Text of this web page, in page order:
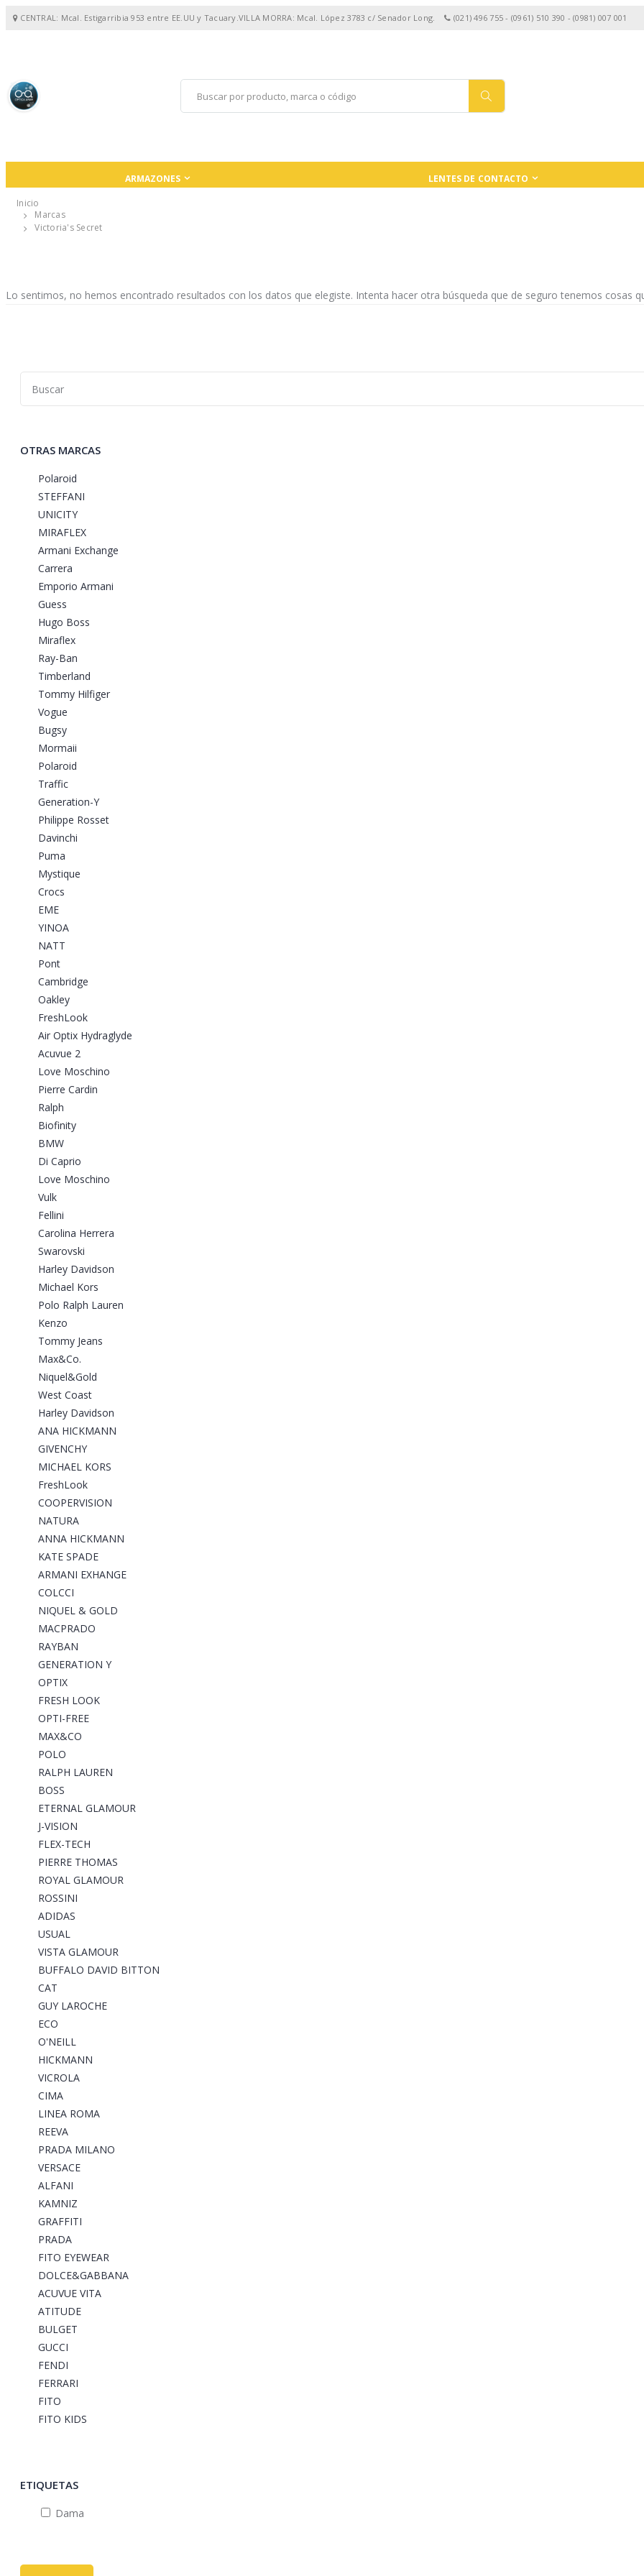
CENTRAL: Mcal. Estigarribia 953 entre EE.UU y Tacuary.VILLA MORRA: Mcal. López 3783 c/ Senador Long. (021) 496 755 - (0961) 510 390 - (0981) 007 001
ARMAZONES LENTES DE CONTACTO
Inicio
Marcas
Victoria's Secret
Lo sentimos, no hemos encontrado resultados con los datos que elegiste. Intenta hacer otra búsqueda que de seguro tenemos cosas
OTRAS MARCAS
Polaroid
STEFFANI
UNICITY
MIRAFLEX
Armani Exchange
Carrera
Emporio Armani
Guess
Hugo Boss
Miraflex
Ray-Ban
Timberland
Tommy Hilfiger
Vogue
Bugsy
Mormaii
Polaroid
Traffic
Generation-Y
Philippe Rosset
Davinchi
Puma
Mystique
Crocs
EME
YINOA
NATT
Pont
Cambridge
Oakley
FreshLook
Air Optix Hydraglyde
Acuvue 2
Love Moschino
Pierre Cardin
Ralph
Biofinity
BMW
Di Caprio
Love Moschino
Vulk
Fellini
Carolina Herrera
Swarovski
Harley Davidson
Michael Kors
Polo Ralph Lauren
Kenzo
Tommy Jeans
Max&Co.
Niquel&Gold
West Coast
Harley Davidson
ANA HICKMANN
GIVENCHY
MICHAEL KORS
FreshLook
COOPERVISION
NATURA
ANNA HICKMANN
KATE SPADE
ARMANI EXHANGE
COLCCI
NIQUEL & GOLD
MACPRADO
RAYBAN
GENERATION Y
OPTIX
FRESH LOOK
OPTI-FREE
MAX&CO
POLO
RALPH LAUREN
BOSS
ETERNAL GLAMOUR
J-VISION
FLEX-TECH
PIERRE THOMAS
ROYAL GLAMOUR
ROSSINI
ADIDAS
USUAL
VISTA GLAMOUR
BUFFALO DAVID BITTON
CAT
GUY LAROCHE
ECO
O'NEILL
HICKMANN
VICROLA
CIMA
LINEA ROMA
REEVA
PRADA MILANO
VERSACE
ALFANI
KAMNIZ
GRAFFITI
PRADA
FITO EYEWEAR
DOLCE&GABBANA
ACUVUE VITA
ATITUDE
BULGET
GUCCI
FENDI
FERRARI
FITO
FITO KIDS
ETIQUETAS
Dama